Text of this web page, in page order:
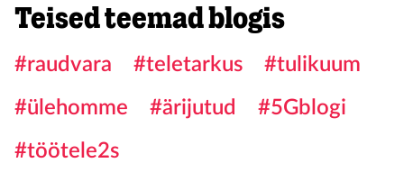
Teised teemad blogis
#raudvara #teletarkus
#tulikuum
#ülehomme
#ärijutud
#5Gblogi
#töötele2s